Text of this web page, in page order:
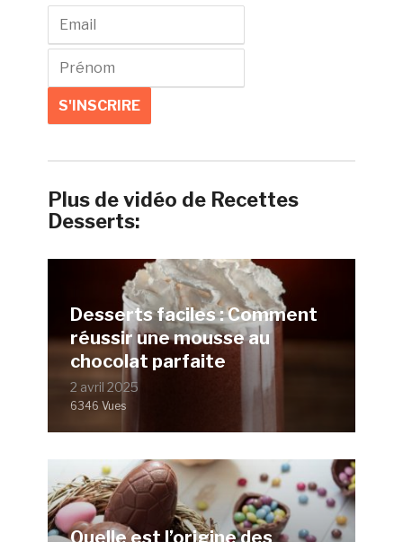
Plus de vidéo de Recettes
Desserts:
Desserts faciles : Comment
réussir une mousse au
chocolat parfaite
2 avril 2025
6346 Vues
Quelle est l’origine des